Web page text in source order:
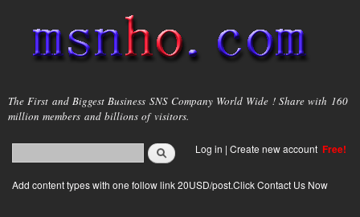
main
content
msnho.com
The First and Biggest Business SNS Company World Wide ! Share with 160
million members and billions of visitors.
Search form
login link
Log in | Create new account Free!
Add content types with one follow link 20USD/post.Click Contact Us Now